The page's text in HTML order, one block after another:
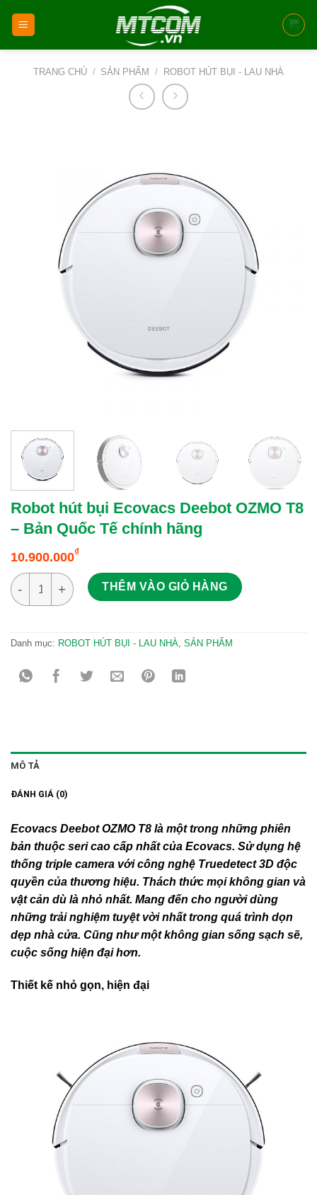
TRANG CHỦ / SẢN PHẨM / ROBOT HÚT BỤI - LAU NHÀ
Robot hút bụi Ecovacs Deebot OZMO T8
– Bản Quốc Tế chính hãng
10.900.000₫
Robot hút bụi Ecovacs Deebot OZMO T8 - Bản Quốc Tế chính
THÊM VÀO GIỎ HÀNG
Danh mục: ROBOT HÚT BỤI - LAU NHÀ, SẢN PHẨM
MÔ TẢ
ĐÁNH GIÁ (0)
Ecovacs Deebot OZMO T8 là một trong những phiên
bản thuộc seri cao cấp nhất của Ecovacs. Sử dụng hệ
thống triple camera với công nghệ Truedetect 3D độc
quyền của thương hiệu. Thách thức mọi không gian và
vật cản dù là nhỏ nhất. Mang đến cho người dùng
những trải nghiệm tuyệt vời nhất trong quá trình dọn
dẹp nhà cửa. Cũng như một không gian sống sạch sẽ,
cuộc sống hiện đại hơn.
Thiết kế nhỏ gọn, hiện đại